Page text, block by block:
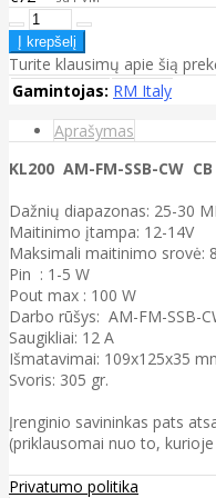
Turite klausimų apie šią
Gamintojas: RM Italy
Aprašymas
KL200 AM-FM-SSB-CW
Dažnių diapazonas: 25-30
Maitinimo įtampa: 12-14V
Maksimali maitinimo srovė:
Pin : 1-5 W
Pout max : 100 W
Darbo rūšys: AM-FM-SSB-
Saugikliai: 12 A
Išmatavimai: 109x125x35
Svoris: 305 gr.
Įrenginio savininkas pats
(priklausomai nuo to,
Privatumo politika